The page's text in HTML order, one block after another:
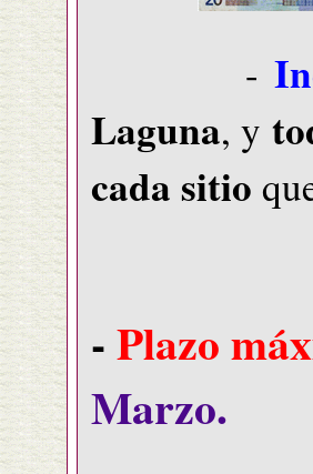
-
Laguna, y
cada sitio
-Plazo
Marzo.